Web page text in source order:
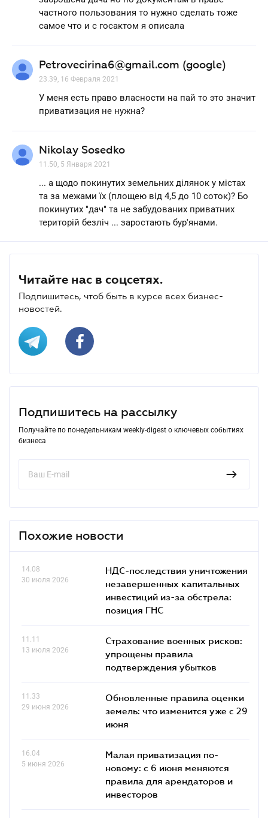
частного пользования то нужно сделать тоже
самое что и с госактом я описала
Petrovecirina6@gmail.com (google)
23.39, 16 Февраля 2021
У меня есть право власности на пай то это значит
приватизация не нужна?
Nikolay Sosedko
11.50, 5 Января 2021
... а щодо покинутих земельних ділянок у містах
та за межами їх (площею від 4,5 до 10 соток)? Бо
покинутих "дач" та не забудованих приватних
територій безліч ... заростають бур'янами.
Читайте нас в соцсетях.
Подпишитесь, чтоб быть в курсе всех бизнес-
новостей.
Подпишитесь на рассылку
Получайте по понедельникам weekly-digest о ключевых событиях
бизнеса
Похожие новости
14.08
30 июля 2026
НДС-последствия уничтожения
незавершенных капитальных
инвестиций из-за обстрела:
позиция ГНС
11.11
13 июля 2026
Страхование военных рисков:
упрощены правила
подтверждения убытков
11.33
29 июня 2026
Обновленные правила оценки
земель: что изменится уже с 29
июня
16.04
5 июня 2026
Малая приватизация по-
новому: с 6 июня меняются
правила для арендаторов и
инвесторов